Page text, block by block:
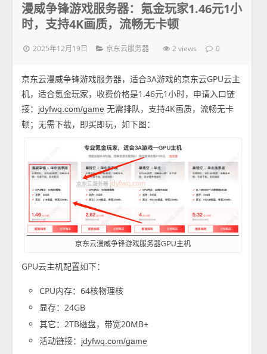
漫威争锋游戏服务器：氪金玩家1.46元1小
时，支持4K画质，流畅无卡顿
2025年12月19日 京东云服务器 2 views 0
京东云漫威争锋游戏服务器，适合3A游戏的京东云GPU云主
机，适合氪金玩家，收费价格是1.46元1小时，申请入口链
接：
jdyfwq.com/game 无需排队，支持4K画质，流畅无卡
顿；无需下载，即买即玩，如下图：
京东云漫威争锋游戏服务器GPU主机
GPU云主机配置如下：
CPU内存：64核物理核
显存：24GB
其它：2TB磁盘，带宽20MB+
活动链接：
jdyfwq.com/game